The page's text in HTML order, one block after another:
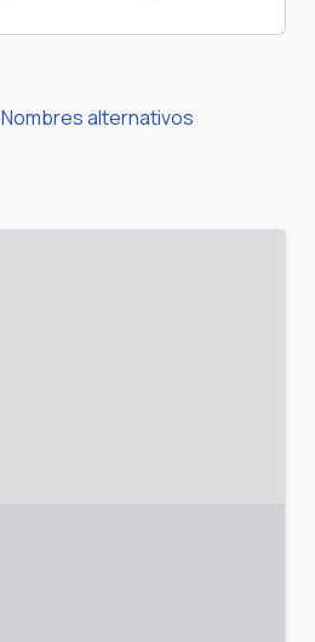
Nombres alternativos